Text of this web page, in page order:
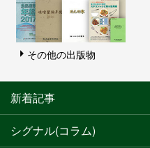
その他の出版物
新着記事
シグナル(コラム)